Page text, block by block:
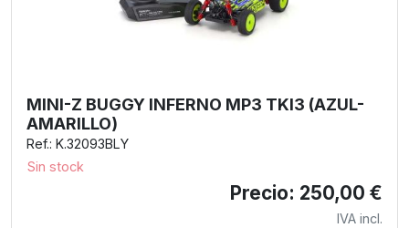
MINI-Z BUGGY INFERNO MP3 TKI3 (AZUL-
AMARILLO)
Ref.: K.32093BLY
Sin stock
Precio: 250,00 €
IVA incl.